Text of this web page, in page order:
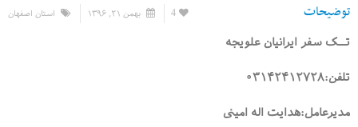
توضیحات 4 بهمن ۲۱, ۱۳۹۶ استان اصفهان
تــک سفر ایرانیان علویجه
تلفن:۰۳۱۴۲۴۱۲۷۲۸
مدیرعامل:هدایت اله امینی